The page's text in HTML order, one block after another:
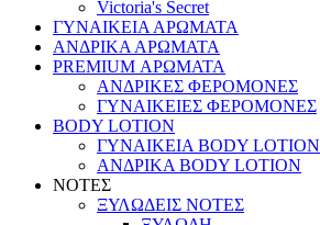
Victoria's Secret
ΓΥΝΑΙΚΕΙΑ ΑΡΩΜΑΤΑ
ΑΝΔΡΙΚΑ ΑΡΩΜΑΤΑ
PREMIUM ΑΡΩΜΑΤΑ
ΑΝΔΡΙΚΕΣ ΦΕΡΟΜΟΝΕΣ
ΓΥΝΑΙΚΕΙΕΣ ΦΕΡΟΜΟΝΕΣ
BODY LOTION
ΓΥΝΑΙΚΕΙΑ BODY LOTION
ΑΝΔΡΙΚΑ BODY LOTION
ΝΟΤΕΣ
ΞΥΛΩΔΕΙΣ ΝΟΤΕΣ